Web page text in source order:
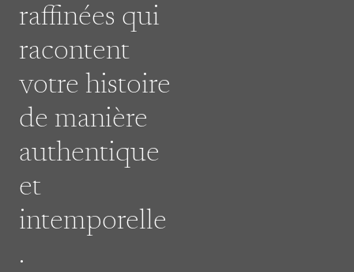
raffinées qui
racontent
votre histoire
de manière
authentique
et
intemporelle
.